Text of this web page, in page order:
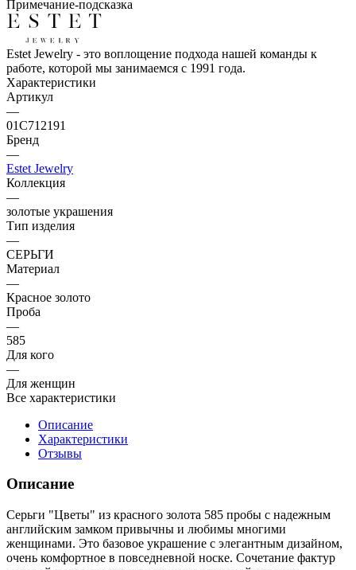
Примечание-подсказка
Estet Jewelry - это воплощение подхода нашей команды к
работе, которой мы занимаемся с 1991 года.
Характеристики
Артикул
—
01С712191
Бренд
—
Estet Jewelry
Коллекция
—
золотые украшения
Тип изделия
—
СЕРЬГИ
Материал
—
Красное золото
Проба
—
585
Для кого
—
Для женщин
Все характеристики
Описание
Характеристики
Отзывы
Описание
Серьги "Цветы" из красного золота 585 пробы с надежным
английским замком привычны и любимы многими
женщинами. Это базовое украшение с элегантным дизайном,
очень комфортное в повседневной носке. Сочетание фактур